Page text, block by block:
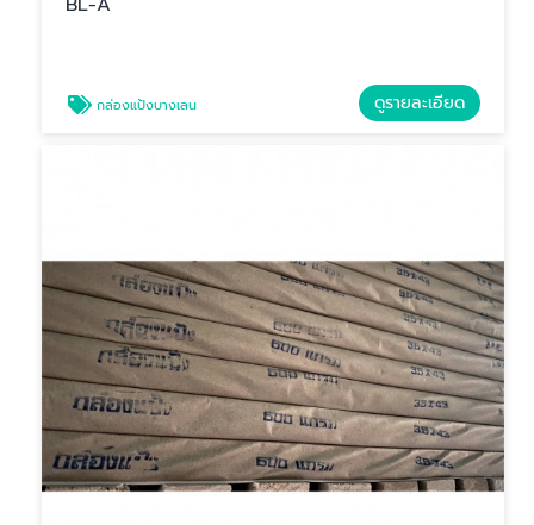
กล่องแป้งบางเลน ดูรายละเอียด